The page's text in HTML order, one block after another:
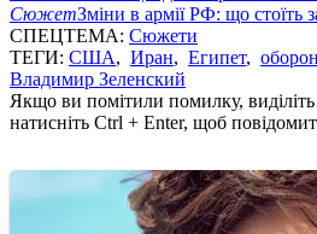
СюжетЗміни в армії РФ: що стоїть
СПЕЦТЕМА: Сюжети
ТЕГИ: США, Иран, Египет,
Владимир Зеленский
Якщо ви помітили помилку, виділіть
натисніть Ctrl + Enter, щоб